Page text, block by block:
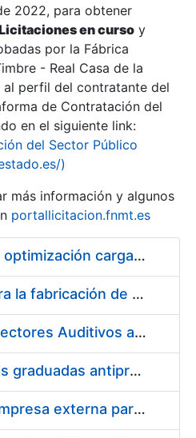
2022, para obtener
en curso y
por la Fábrica
- Real Casa de la
al perfil del contratante del
de Contratación del
en el siguiente link:
del Sector Público
)
más información y algunos
portallicitacion.fnmt.es
Pliego condiciones optimización cargas compras firmado
Acuerdo marco para la fabricación de piezas
Suministro de Protectores Auditivos a medida para las personas trabajadoras de los Centros de Trabajo de Madrid y Burgos
Suministro de gafas graduadas antiproyecciones para los trabajadores de la FNMT-RCM en los centros de trabajo de Madrid y Burgos
Servicios de una empresa externa para el asesoramiento y resolución de los recursos de alzada que se presentan relacionados con procesos de selección para la FNMT-RCM